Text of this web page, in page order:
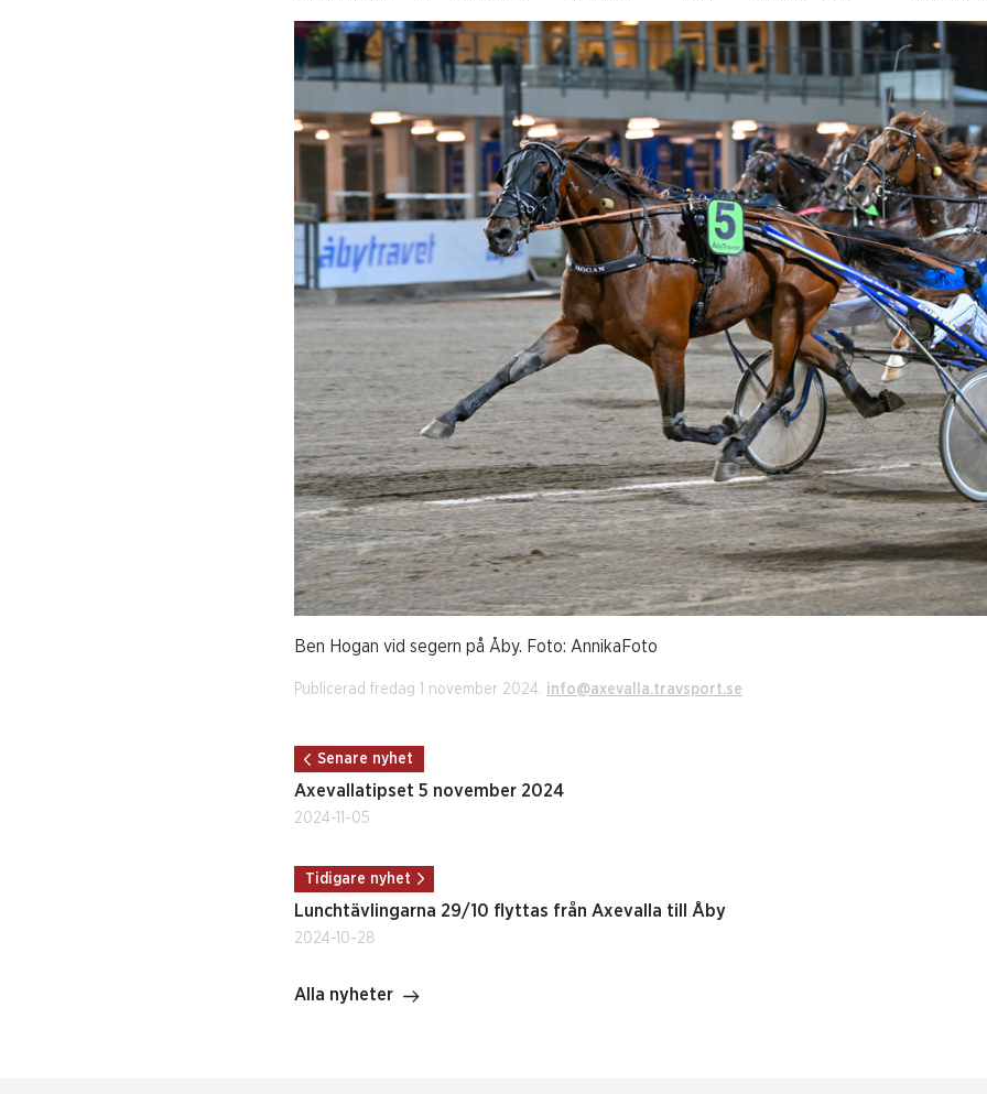
Ben Hogan vid segern på Åby. Foto: AnnikaFoto
Publicerad fredag 1 november 2024. info@axevalla.travsport.se
Senare nyhet
Axevallatipset 5 november 2024
2024-11-05
Tidigare nyhet
Lunchtävlingarna 29/10 flyttas från Axevalla till Åby
2024-10-28
Alla nyheter